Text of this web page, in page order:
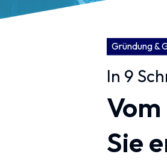
Gründung &
In 9
Sie